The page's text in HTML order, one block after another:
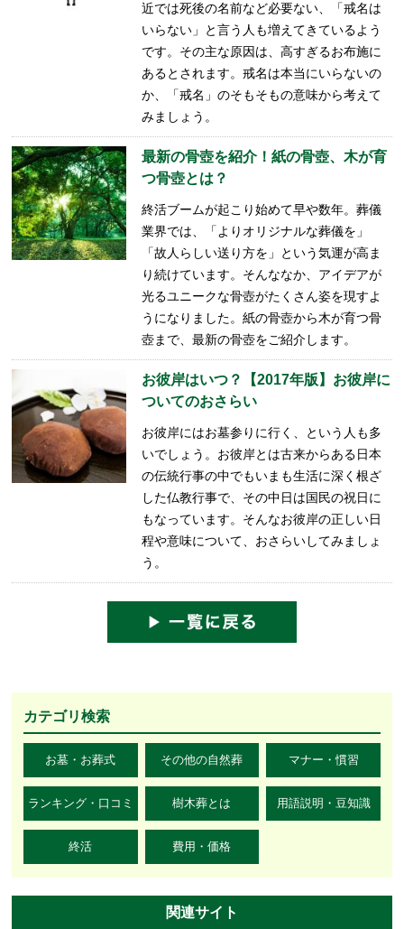
近では死後の名前など必要ない、「戒名は
いらない」と言う人も増えてきているよう
です。その主な原因は、高すぎるお布施に
あるとされます。戒名は本当にいらないの
か、「戒名」のそもそもの意味から考えて
みましょう。
最新の骨壺を紹介！紙の骨壺、木が育
つ骨壺とは？
終活ブームが起こり始めて早や数年。葬儀
業界では、「よりオリジナルな葬儀を」
「故人らしい送り方を」という気運が高ま
り続けています。そんななか、アイデアが
光るユニークな骨壺がたくさん姿を現すよ
うになりました。紙の骨壺から木が育つ骨
壺まで、最新の骨壺をご紹介します。
お彼岸はいつ？【2017年版】お彼岸に
ついてのおさらい
お彼岸にはお墓参りに行く、という人も多
いでしょう。お彼岸とは古来からある日本
の伝統行事の中でもいまも生活に深く根ざ
した仏教行事で、その中日は国民の祝日に
もなっています。そんなお彼岸の正しい日
程や意味について、おさらいしてみましょ
う。
カテゴリ検索
お墓・お葬式 その他の自然葬 マナー・慣習
ランキング・口コミ 樹木葬とは 用語説明・豆知識
終活 費用・価格
関連サイト